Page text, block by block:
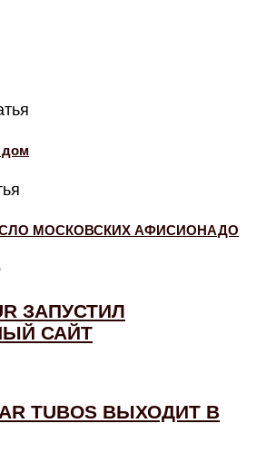
дом
МОСКОВСКИХ АФИСИОНАДО
ЗАПУСТИЛ
САЙТ
TUBOS ВЫХОДИТ В